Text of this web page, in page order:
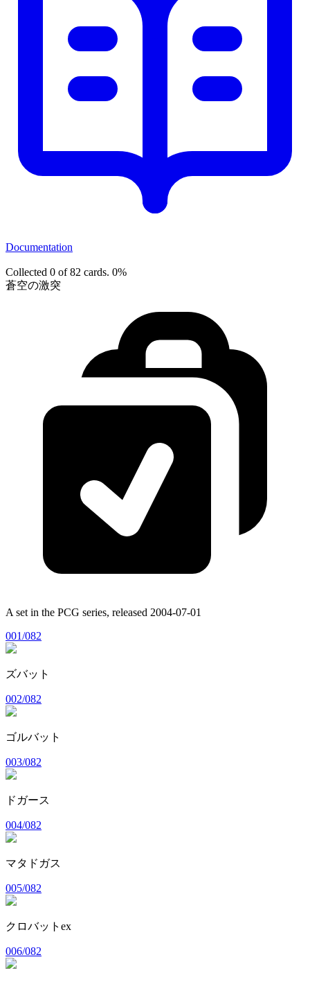
Documentation
Collected 0 of 82 cards. 0%
蒼空の激突
A set in the PCG series, released 2004-07-01
001/082
ズバット
002/082
ゴルバット
003/082
ドガース
004/082
マタドガス
005/082
クロバットex
006/082